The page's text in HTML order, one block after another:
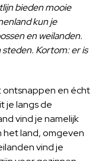
bieden mooie
kun je
en weilanden.
Kortom: er is
ontsnappen en écht
je langs de
vind je namelijk
het land, omgeven
vind je